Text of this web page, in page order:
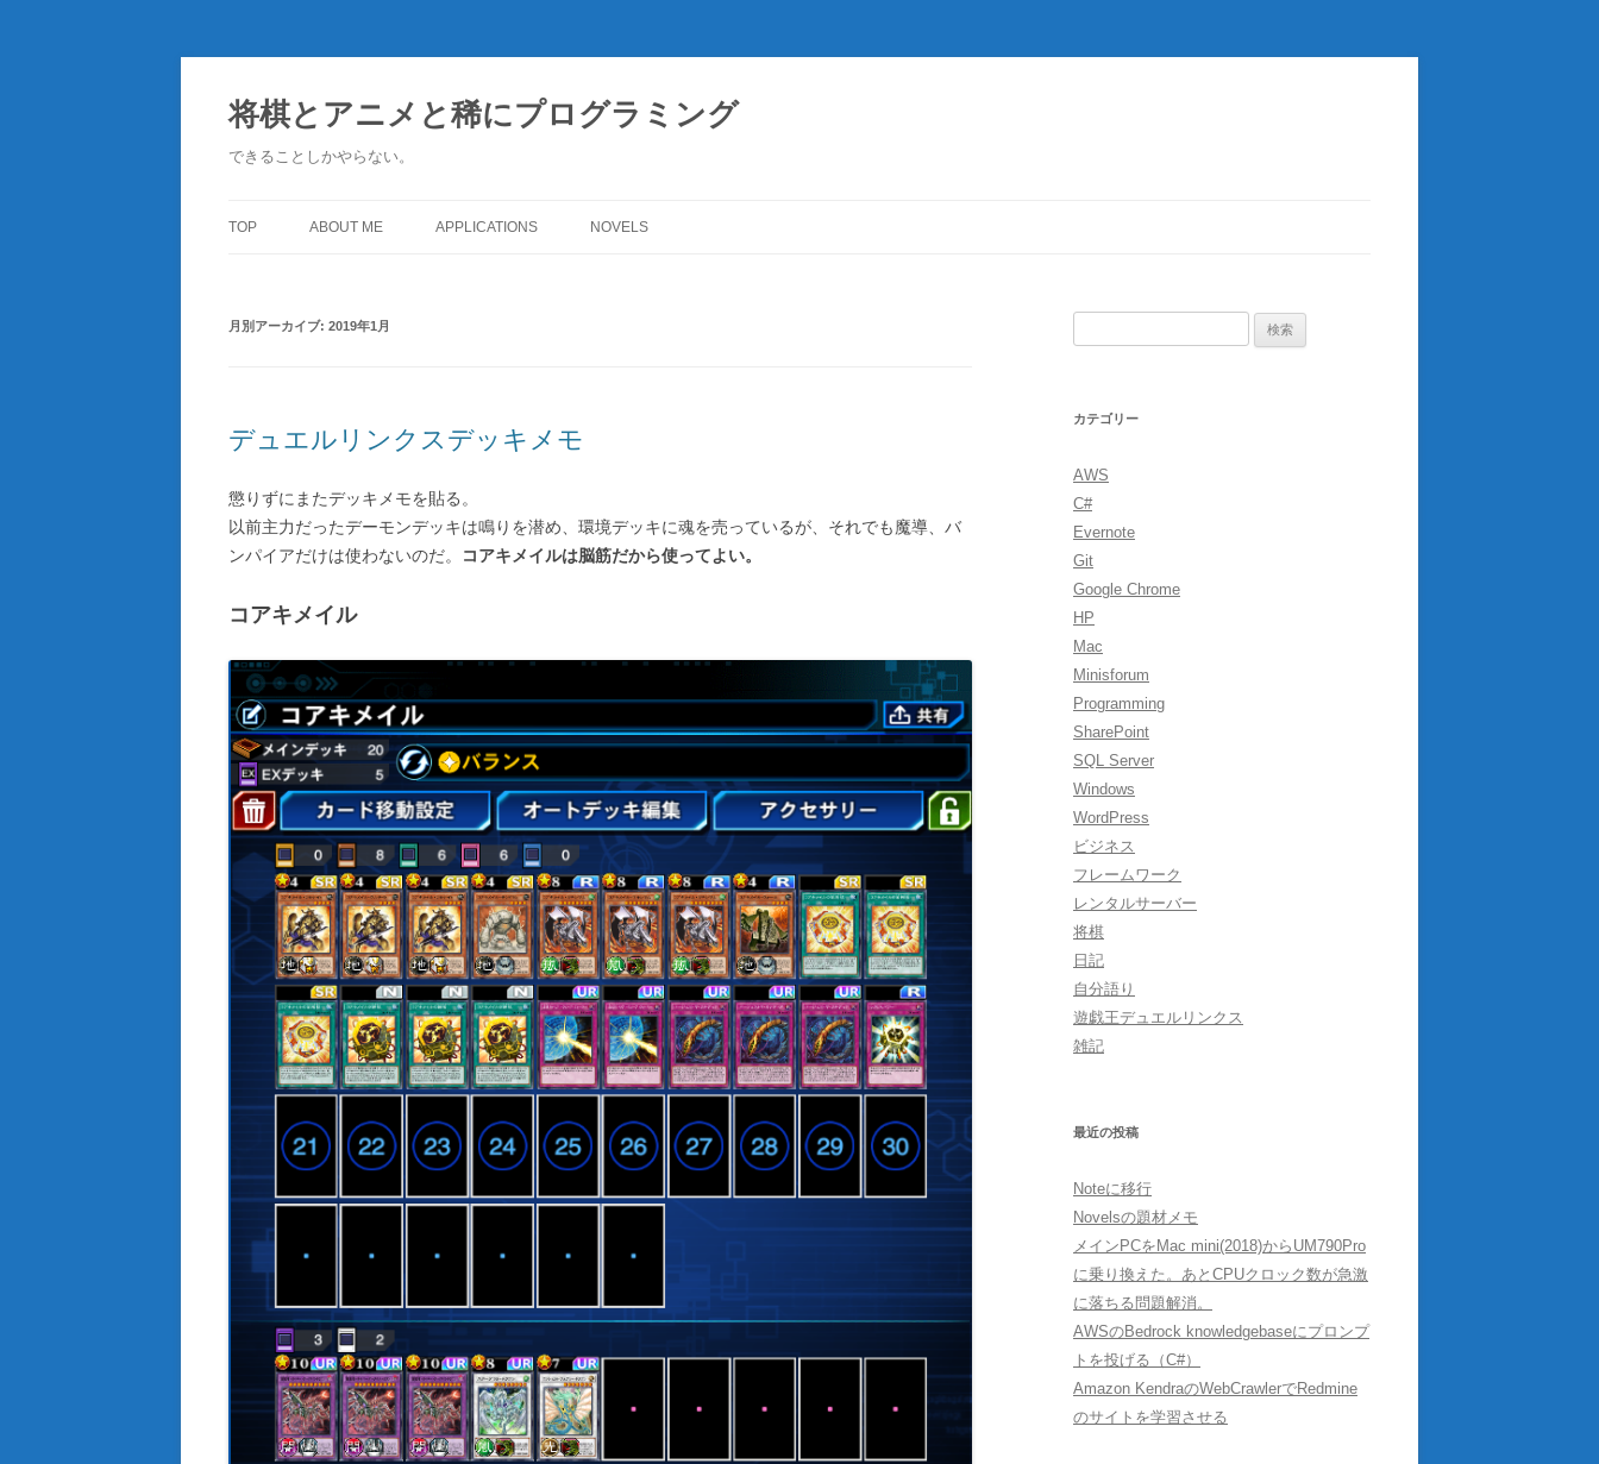
テ
ン
ツ
へ
ス
将棋とアニメと稀にプログラミング
できることしかやらない。
TOP ABOUT ME APPLICATIONS NOVELS
月別アーカイブ: 2019年1月
デュエルリンクスデッキメモ
懲りずにまたデッキメモを貼る。
以前主力だったデーモンデッキは鳴りを潜め、環境デッキに魂を売っているが、それでも魔導、バ
ンパイアだけは使わないのだ。
コアキメイルは脳筋だから使ってよい。
コアキメイル
カテゴリー
AWS
C#
Evernote
Git
Google Chrome
HP
Mac
Minisforum
Programming
SharePoint
SQL Server
Windows
WordPress
ビジネス
フレームワーク
レンタルサーバー
将棋
日記
自分語り
遊戯王デュエルリンクス
雑記
最近の投稿
Noteに移行
Novelsの題材メモ
メインPCをMac mini(2018)からUM790Pro
に乗り換えた。あとCPUクロック数が急激
に落ちる問題解消。
AWSのBedrock knowledgebaseにプロンプ
トを投げる（C#）
Amazon KendraのWebCrawlerでRedmine
のサイトを学習させる